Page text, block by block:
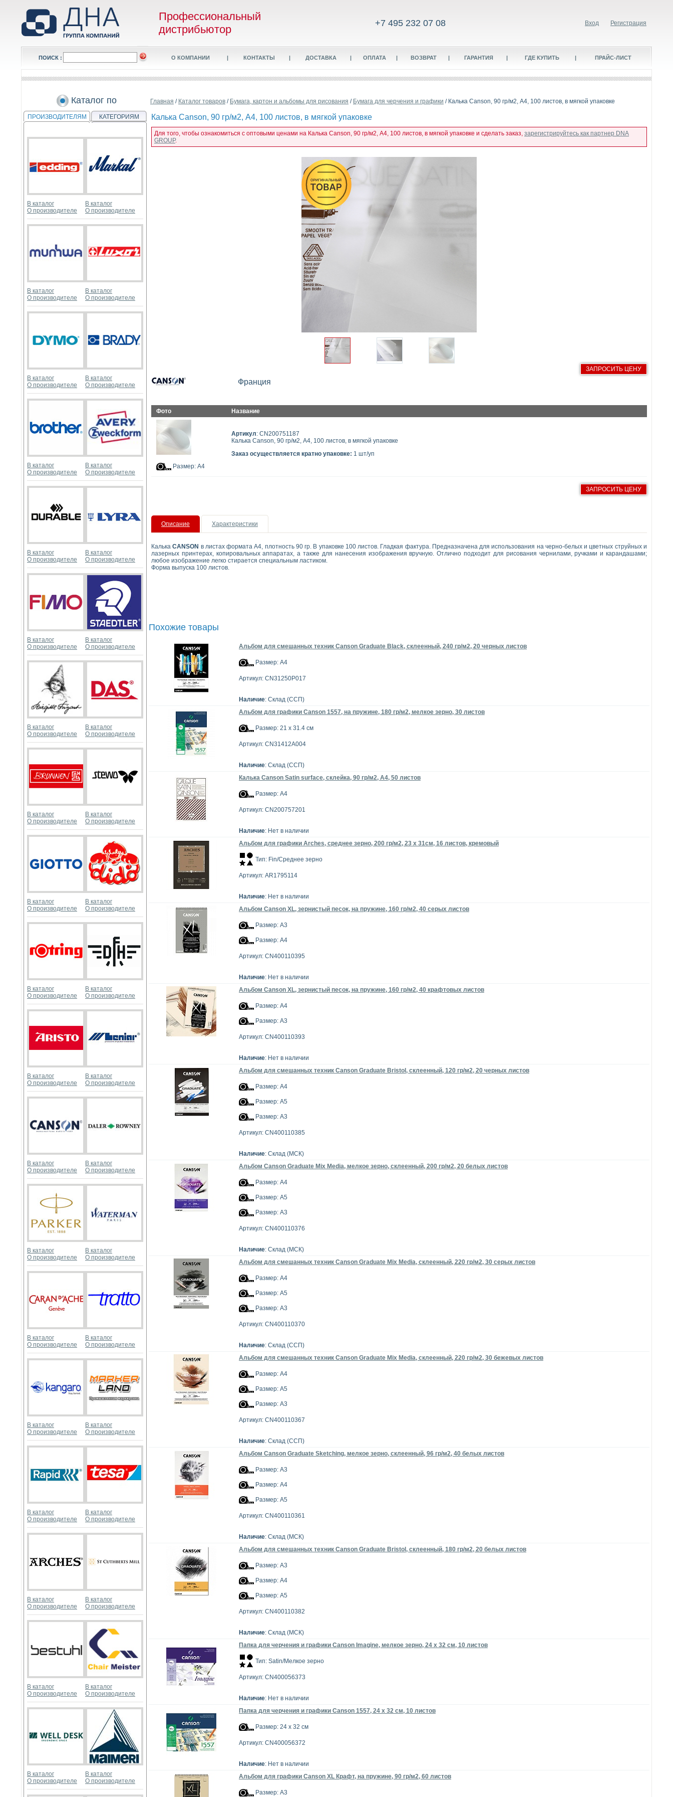
Профессиональный
дистрибьютор
+7 495 232 07 08 Вход Регистрация
ПОИСК : О КОМПАНИИ | КОНТАКТЫ | ДОСТАВКА | ОПЛАТА | ВОЗВРАТ | ГАРАНТИЯ | ГДЕ КУПИТЬ | ПРАЙС-ЛИСТ
Каталог по
ПРОИЗВОДИТЕЛЯМ КАТЕГОРИЯМ
В каталог
О производителе
В каталог
О производителе
В каталог
О производителе
В каталог
О производителе
В каталог
О производителе
В каталог
О производителе
В каталог
О производителе
В каталог
О производителе
В каталог
О производителе
В каталог
О производителе
В каталог
О производителе
В каталог
О производителе
В каталог
О производителе
В каталог
О производителе
В каталог
О производителе
В каталог
О производителе
В каталог
О производителе
В каталог
О производителе
В каталог
О производителе
В каталог
О производителе
В каталог
О производителе
В каталог
О производителе
В каталог
О производителе
В каталог
О производителе
В каталог
О производителе
В каталог
О производителе
В каталог
О производителе
В каталог
О производителе
В каталог
О производителе
В каталог
О производителе
В каталог
О производителе
В каталог
О производителе
В каталог
О производителе
В каталог
О производителе
В каталог
О производителе
В каталог
О производителе
В каталог
О производителе
В каталог
О производителе
Главная / Каталог товаров / Бумага, картон и альбомы для рисования / Бумага для черчения и графики / Калька Canson, 90 гр/м2, А4, 100 листов, в мягкой упаковке
Калька Canson, 90 гр/м2, А4, 100 листов, в мягкой упаковке
Для того, чтобы ознакомиться с оптовыми ценами на Калька Canson, 90 гр/м2, А4, 100 листов, в мягкой упаковке и сделать заказ, зарегистрируйтесь как партнер DNA
GROUP.
Франция
ЗАПРОСИТЬ ЦЕНУ
Фото Название
Размер: А4
Артикул: CN200751187
Калька Canson, 90 гр/м2, А4, 100 листов, в мягкой упаковке
Заказ осуществляется кратно упаковке: 1 шт/уп
ЗАПРОСИТЬ ЦЕНУ
Описание Характеристики
КалькаCANSON в листах формата А4, плотность 90 гр. В упаковке 100 листов. Гладкая фактура. Предназначена для использования на черно-белых и цветных струйных и
лазерных принтерах, копировальных аппаратах, а также для нанесения изображения вручную. Отлично подходит для рисования чернилами, ручками и карандашами;
любое изображение легко стирается специальным ластиком.
Форма выпуска 100 листов.
Похожие товары
Альбом для смешанных техник Canson Graduate Black, склеенный, 240 гр/м2, 20 черных листов
Размер: А4
Артикул: CN31250P017
Наличие: Склад (ССП)
Альбом для графики Canson 1557, на пружине, 180 гр/м2, мелкое зерно, 30 листов
Размер: 21 х 31.4 см
Артикул: CN31412A004
Наличие: Склад (ССП)
Калька Canson Satin surface, склейка, 90 гр/м2, А4, 50 листов
Размер: А4
Артикул: CN200757201
Наличие: Нет в наличии
Альбом для графики Arches, среднее зерно, 200 гр/м2, 23 x 31см, 16 листов, кремовый
Тип: Fin/Среднее зерно
Артикул: AR1795114
Наличие: Нет в наличии
Альбом Canson XL, зернистый песок, на пружине, 160 гр/м2, 40 серых листов
Размер: А3
Размер: А4
Артикул: CN400110395
Наличие: Нет в наличии
Альбом Canson XL, зернистый песок, на пружине, 160 гр/м2, 40 крафтовых листов
Размер: А4
Размер: А3
Артикул: CN400110393
Наличие: Нет в наличии
Альбом для смешанных техник Canson Graduate Bristol, склеенный, 120 гр/м2, 20 черных листов
Размер: А4
Размер: А5
Размер: А3
Артикул: CN400110385
Наличие: Склад (МСК)
Альбом Canson Graduate Mix Media, мелкое зерно, склеенный, 200 гр/м2, 20 белых листов
Размер: А4
Размер: А5
Размер: А3
Артикул: CN400110376
Наличие: Склад (МСК)
Альбом для смешанных техник Canson Graduate Mix Media, склеенный, 220 гр/м2, 30 серых листов
Размер: А4
Размер: А5
Размер: А3
Артикул: CN400110370
Наличие: Склад (ССП)
Альбом для смешанных техник Сanson Graduate Mix Media, склеенный, 220 гр/м2, 30 бежевых листов
Размер: А4
Размер: А5
Размер: А3
Артикул: CN400110367
Наличие: Склад (ССП)
Альбом Canson Graduate Sketching, мелкое зерно, склеенный, 96 гр/м2, 40 белых листов
Размер: А3
Размер: А4
Размер: А5
Артикул: CN400110361
Наличие: Склад (МСК)
Альбом для смешанных техник Canson Graduate Bristol, склеенный, 180 гр/м2, 20 белых листов
Размер: А3
Размер: А4
Размер: А5
Артикул: CN400110382
Наличие: Склад (МСК)
Папка для черчения и графики Canson Imagine, мелкое зерно, 24 x 32 см, 10 листов
Тип: Satin/Мелкое зерно
Артикул: CN400056373
Наличие: Нет в наличии
Папка для черчения и графики Canson 1557, 24 x 32 см, 10 листов
Размер: 24 x 32 см
Артикул: CN400056372
Наличие: Нет в наличии
Альбом для графики Canson XL Крафт, на пружине, 90 гр/м2, 60 листов
Размер: А3